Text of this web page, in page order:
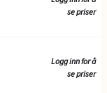
se priser
Logg inn for å
se priser